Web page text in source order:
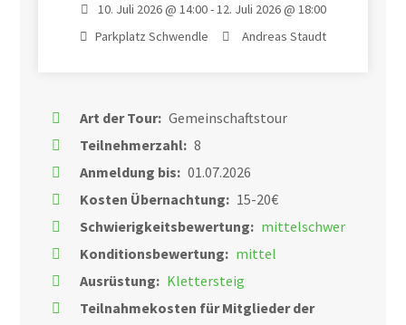
10. Juli 2026 @ 14:00 - 12. Juli 2026 @ 18:00
Parkplatz Schwendle
Andreas Staudt
Art der Tour: Gemeinschaftstour
Teilnehmerzahl: 8
Anmeldung bis: 01.07.2026
Kosten Übernachtung: 15-20€
Schwierigkeitsbewertung: mittelschwer
Konditionsbewertung: mittel
Ausrüstung: Klettersteig
Teilnahmekosten für Mitglieder der